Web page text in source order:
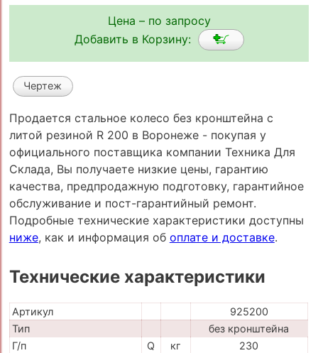
Цена – по запросу
Добавить в Корзину:
Чертеж
Продается стальное колесо без кронштейна с
литой резиной R 200 в Воронеже - покупая у
официального поставщика компании Техника Для
Склада, Вы получаете низкие цены, гарантию
качества, предпродажную подготовку, гарантийное
обслуживание и пост-гарантийный ремонт.
Подробные технические характеристики доступны
ниже, как и информация об оплате и доставке.
Технические характеристики
Артикул
925200
Тип
без кронштейна
Г/п
Q кг
230